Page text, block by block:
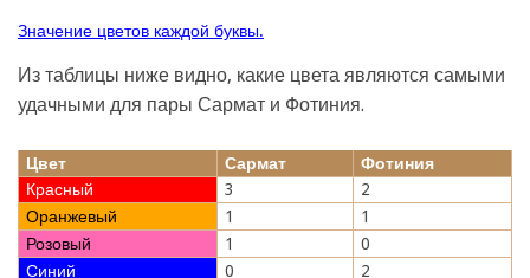
Значение цветов каждой буквы.
Из таблицы ниже видно, какие цвета являются самыми
удачными для пары Сармат и Фотиния.
Цвет Сармат
Фотиния
Красный
3
2
Оранжевый
1
1
Розовый
1
0
Синий
0 2